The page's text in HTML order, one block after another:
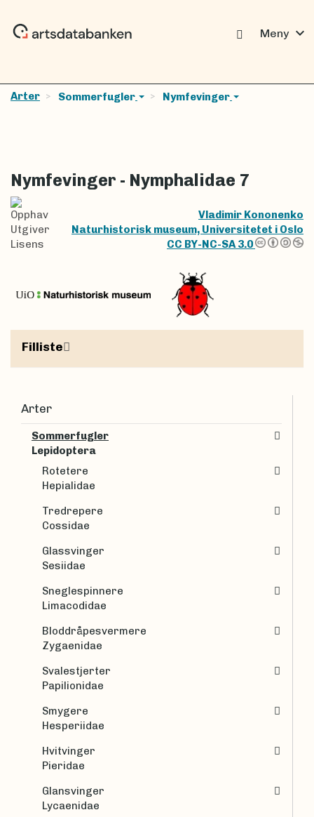
Meny expand_more
Arter Sommerfugler Nymfevinger
Nymfevinger - Nymphalidae 7
Opphav
Vladimir Kononenko
Utgiver
Naturhistorisk museum, Universitetet i Oslo
Lisens
CC BY-NC-SA 3.0
Filliste
Arter
Sommerfugler
Lepidoptera
Rotetere
Hepialidae
Tredrepere
Cossidae
Glassvinger
Sesiidae
Sneglespinnere
Limacodidae
Bloddråpesvermere
Zygaenidae
Svalestjerter
Papilionidae
Smygere
Hesperiidae
Hvitvinger
Pieridae
Glansvinger
Lycaenidae